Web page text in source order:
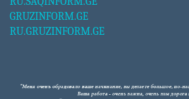
GRUZINFORM.GE
RU.GRUZINFORM.GE